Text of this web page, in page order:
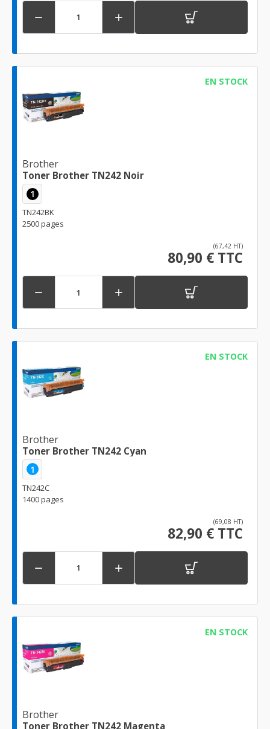
 
EN STOCK
Brother
Toner Brother TN242 Noir
1
TN242BK
2500 pages
(67,42 HT)
80,90 € TTC
 
EN STOCK
Brother
Toner Brother TN242 Cyan
1
TN242C
1400 pages
(69,08 HT)
82,90 € TTC
 
EN STOCK
Brother
Toner Brother TN242 Magenta